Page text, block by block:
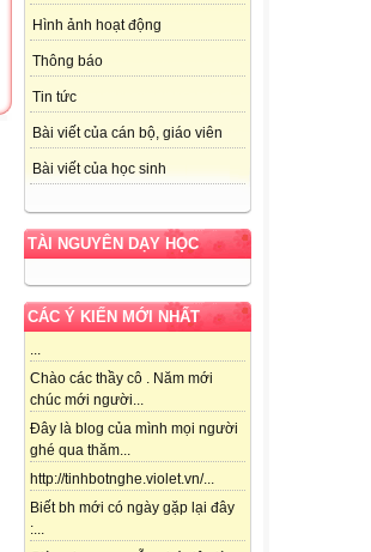
Hình ảnh hoạt động
Thông báo
Tin tức
Bài viết của cán bộ, giáo viên
Bài viết của học sinh
TÀI NGUYÊN DẠY HỌC
CÁC Ý KIẾN MỚI NHẤT
...
Chào các thầy cô . Năm mới
chúc mới người...
Đây là blog của mình mọi người
ghé qua thăm...
http://tinhbotnghe.violet.vn/...
Biết bh mới có ngày gặp lại đây
:...